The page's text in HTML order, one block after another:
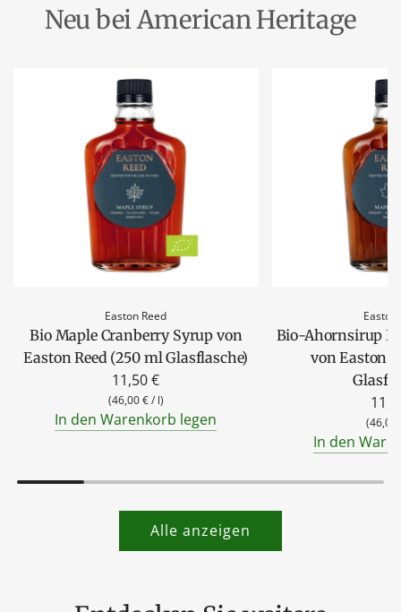
Neu bei American Heritage
Easton Reed
Bio Maple Cranberry Syrup von
Easton Reed (250 ml Glasflasche)
11,50 €
(46,00 €/ l)
In den Warenkorb legen
Easton
Bio-Ahornsirup
von Easton
(46,00
In den
Alle anzeigen